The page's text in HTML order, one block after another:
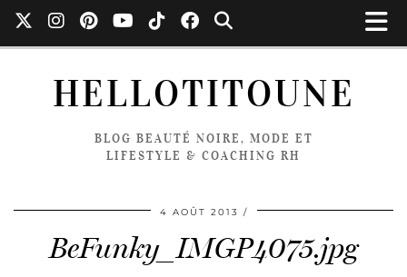
HELLOTITOUNE
BLOG BEAUTÉ NOIRE, MODE ET
LIFESTYLE & COACHING RH
4 AOÛT 2013
BeFunky_IMGP4075.jpg